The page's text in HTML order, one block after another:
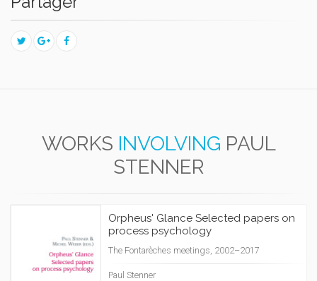
WORKS INVOLVING PAUL
STENNER
Orpheus' Glance Selected papers on
process psychology
The Fontarèches meetings, 2002–2017
Paul Stenner